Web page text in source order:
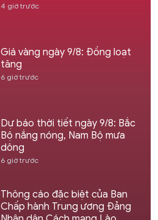
4 giờ trước
Giá vàng ngày 9/8: Đồng loạt
tăng
6 giờ trước
Dự báo thời tiết ngày 9/8: Bắc
Bộ nắng nóng, Nam Bộ mưa
dông
6 giờ trước
Thông cáo đặc biệt của Ban
Chấp hành Trung ương Đảng